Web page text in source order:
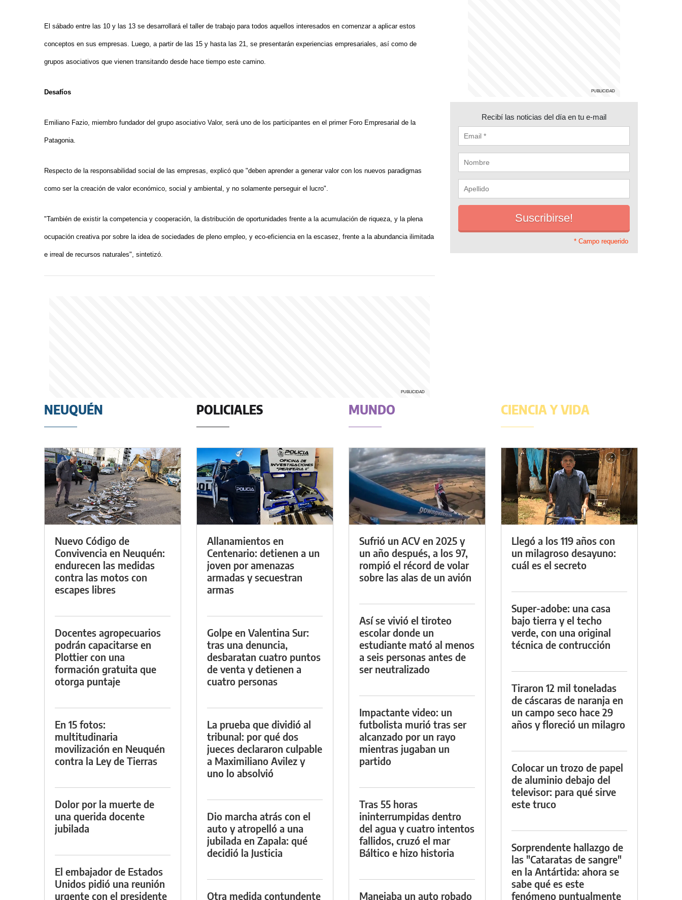
El sábado entre las 10 y las 13 se desarrollará el taller de trabajo para todos aquellos interesados en comenzar a aplicar estos
conceptos en sus empresas. Luego, a partir de las 15 y hasta las 21, se presentarán experiencias empresariales, así como de
grupos asociativos que vienen transitando desde hace tiempo este camino.
Desafíos
Emiliano Fazio, miembro fundador del grupo asociativo Valor, será uno de los participantes en el primer Foro Empresarial de la
Patagonia.
Respecto de la responsabilidad social de las empresas, explicó que "deben aprender a generar valor con los nuevos paradigmas
como ser la creación de valor económico, social y ambiental, y no solamente perseguir el lucro".
"También de existir la competencia y cooperación, la distribución de oportunidades frente a la acumulación de riqueza, y la plena
ocupación creativa por sobre la idea de sociedades de pleno empleo, y eco-eficiencia en la escasez, frente a la abundancia ilimitada
e irreal de recursos naturales", sintetizó.
Recibí las noticias del día en tu e-mail
* Campo requerido
NEUQUÉN
Nuevo Código de
Convivencia en Neuquén:
endurecen las medidas
contra las motos con
escapes libres
Docentes agropecuarios
podrán capacitarse en
Plottier con una
formación gratuita que
otorga puntaje
En 15 fotos:
multitudinaria
movilización en Neuquén
contra la Ley de Tierras
Dolor por la muerte de
una querida docente
jubilada
El embajador de Estados
Unidos pidió una reunión
urgente con el presidente
POLICIALES
Allanamientos en
Centenario: detienen a un
joven por amenazas
armadas y secuestran
armas
Golpe en Valentina Sur:
tras una denuncia,
desbaratan cuatro puntos
de venta y detienen a
cuatro personas
La prueba que dividió al
tribunal: por qué dos
jueces declararon culpable
a Maximiliano Avilez y
uno lo absolvió
Dio marcha atrás con el
auto y atropelló a una
jubilada en Zapala: qué
decidió la Justicia
Otra medida contundente
MUNDO
Sufrió un ACV en 2025 y
un año después, a los 97,
rompió el récord de volar
sobre las alas de un avión
Así se vivió el tiroteo
escolar donde un
estudiante mató al menos
a seis personas antes de
ser neutralizado
Impactante video: un
futbolista murió tras ser
alcanzado por un rayo
mientras jugaban un
partido
Tras 55 horas
ininterrumpidas dentro
del agua y cuatro intentos
fallidos, cruzó el mar
Báltico e hizo historia
Manejaba un auto robado
CIENCIA Y VIDA
Llegó a los 119 años con
un milagroso desayuno:
cuál es el secreto
Super-adobe: una casa
bajo tierra y el techo
verde, con una original
técnica de contrucción
Tiraron 12 mil toneladas
de cáscaras de naranja en
un campo seco hace 29
años y floreció un milagro
Colocar un trozo de papel
de aluminio debajo del
televisor: para qué sirve
este truco
Sorprendente hallazgo de
las "Cataratas de sangre"
en la Antártida: ahora se
sabe qué es este
fenómeno puntualmente